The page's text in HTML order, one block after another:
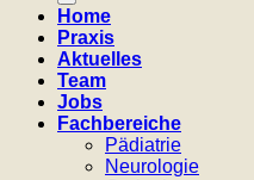
Home
Praxis
Aktuelles
Team
Jobs
Fachbereiche
Pädiatrie
Neurologie